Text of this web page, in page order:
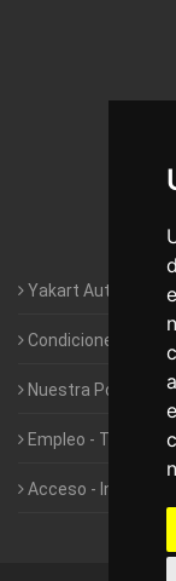
Yakart
Condiciones de
Nuestra Política
Empleo - Trabaja
Acceso - Intranet